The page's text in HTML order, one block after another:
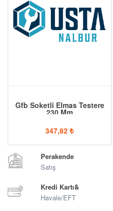
Gfb Soketli Elmas Testere
230 Mm
347,82 ₺
Perakende
Satış
Kredi Kartı&
Havale/EFT